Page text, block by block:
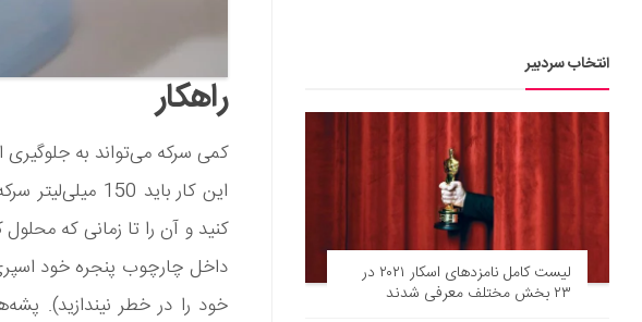
راهکار
کمی سرکه می‌تواند به
کنید و آن را تا زمانی که
داخل چارچوب پنجره خود
خود را در خطر نیندازید).
انتخاب سردبیر
لیست کامل نامزدهای اسکار ۲۰۲۱ در
۲۳ بخش مختلف معرفی شدند